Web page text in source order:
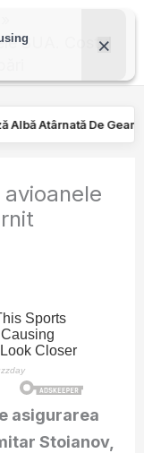
SUA. Costul
Mașini. Semnalul…
asigurarea
Stoianov,